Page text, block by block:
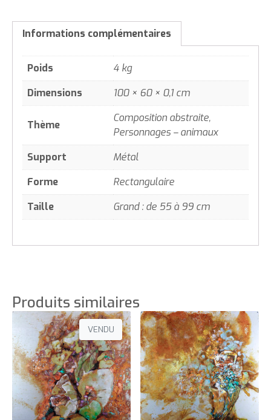
Informations complémentaires
Poids
4 kg
Dimensions
100 × 60 × 0,1 cm
Thème
Composition abstraite,
Personnages – animaux
Support
Métal
Forme
Rectangulaire
Taille
Grand : de 55 à 99 cm
Produits similaires
VENDU